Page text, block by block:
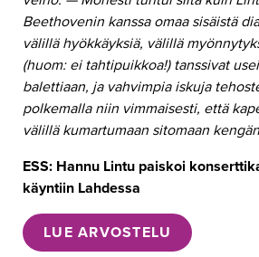
Beethovenin kanssa omaa sisäistä
välillä hyökkäyksiä, välillä
(huom: ei tahtipuikkoa!) tanssivat
balettiaan, ja vahvimpia iskuja
polkemalla niin vimmaisesti, että
välillä kumartumaan sitomaan
ESS: Hannu Lintu paiskoi
käyntiin Lahdessa
LUE ARVOSTELU